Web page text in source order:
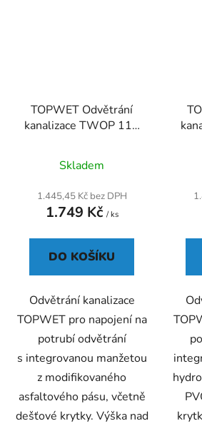
TOPWET Odvětrání
kanalizace TWOP 110
Skladem
1.445,45 Kč bez DPH
1.749 Kč / ks
DO KOŠÍKU
Odvětrání kanalizace
TOPWET pro napojení na
potrubí odvětrání
s integrovanou manžetou
z modifikovaného
asfaltového pásu, včetně
dešťové krytky. Výška nad